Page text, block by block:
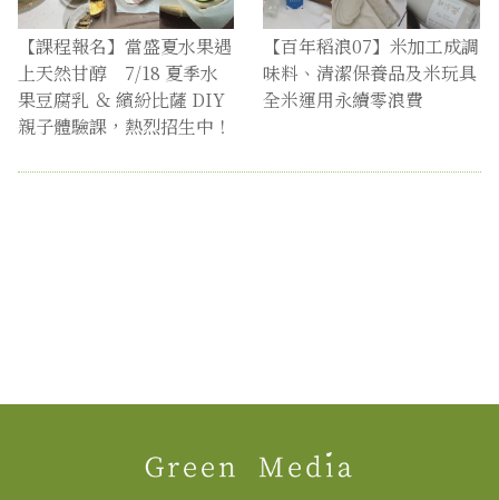
【課程報名】當盛夏水果遇
上天然甘醇 7/18 夏季水
果豆腐乳 ＆ 繽紛比薩 DIY
親子體驗課，熱烈招生中！
【百年稻浪07】米加工成調
味料、清潔保養品及米玩具
全米運用永續零浪費